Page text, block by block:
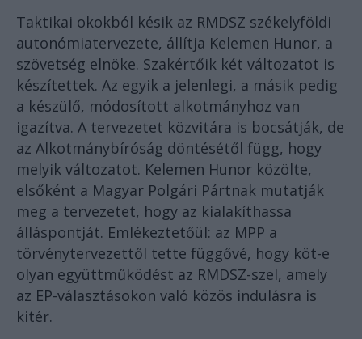
Taktikai okokból késik az RMDSZ székelyföldi
autonómiatervezete, állítja Kelemen Hunor, a
szövetség elnöke. Szakértőik két változatot is
készítettek. Az egyik a jelenlegi, a másik pedig
a készülő, módosított alkotmányhoz van
igazítva. A tervezetet közvitára is bocsátják, de
az Alkotmánybíróság döntésétől függ, hogy
melyik változatot. Kelemen Hunor közölte,
elsőként a Magyar Polgári Pártnak mutatják
meg a tervezetet, hogy az kialakíthassa
álláspontját. Emlékeztetőül: az MPP a
törvénytervezettől tette függővé, hogy köt-e
olyan együttműködést az RMDSZ-szel, amely
az EP-választásokon való közös indulásra is
kitér.